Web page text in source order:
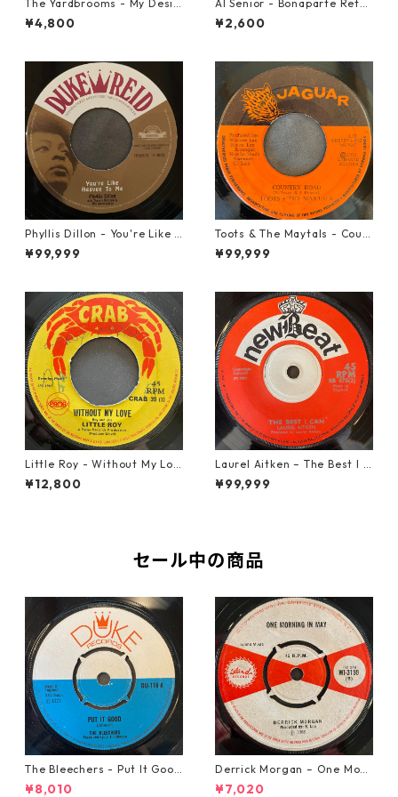
The Yardbrooms - My Desir
e【7-21922】
¥4,800
Al Senior - Bonaparte Retre
at【7-21861】
¥2,600
Phyllis Dillon - You're Like H
eaven To Me【7-21913】
¥99,999
Toots & The Maytals - Coun
try Road【7-21951】
¥99,999
Little Roy - Without My Lov
e【7-21990】
¥12,800
Laurel Aitken ‎– The Best I C
an【7-22012】
¥99,999
セール中の商品
The Bleechers - Put It Good
【7-21637】
¥8,010
Derrick Morgan – One Morn
ing In May【7-21653】
¥7,020